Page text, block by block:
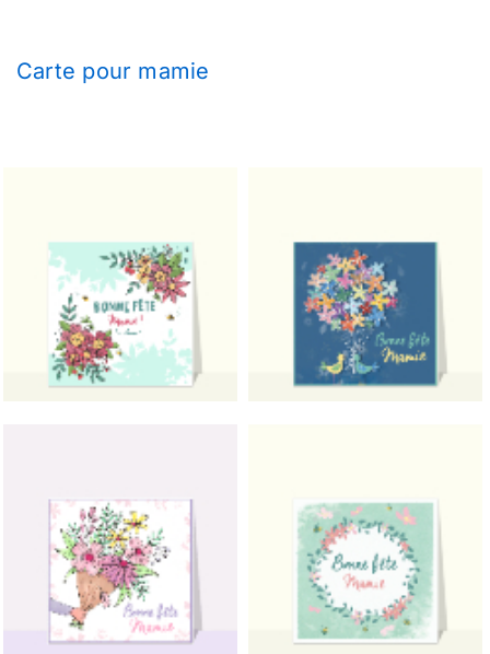
Carte pour mamie